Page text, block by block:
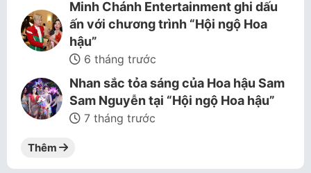
Minh Chánh Entertainment ghi dấu
ấn với chương trình “Hội ngộ Hoa
hậu”
6 tháng trước
Nhan sắc tỏa sáng của Hoa hậu Sam
Sam Nguyễn tại “Hội ngộ Hoa hậu”
7 tháng trước
Thêm